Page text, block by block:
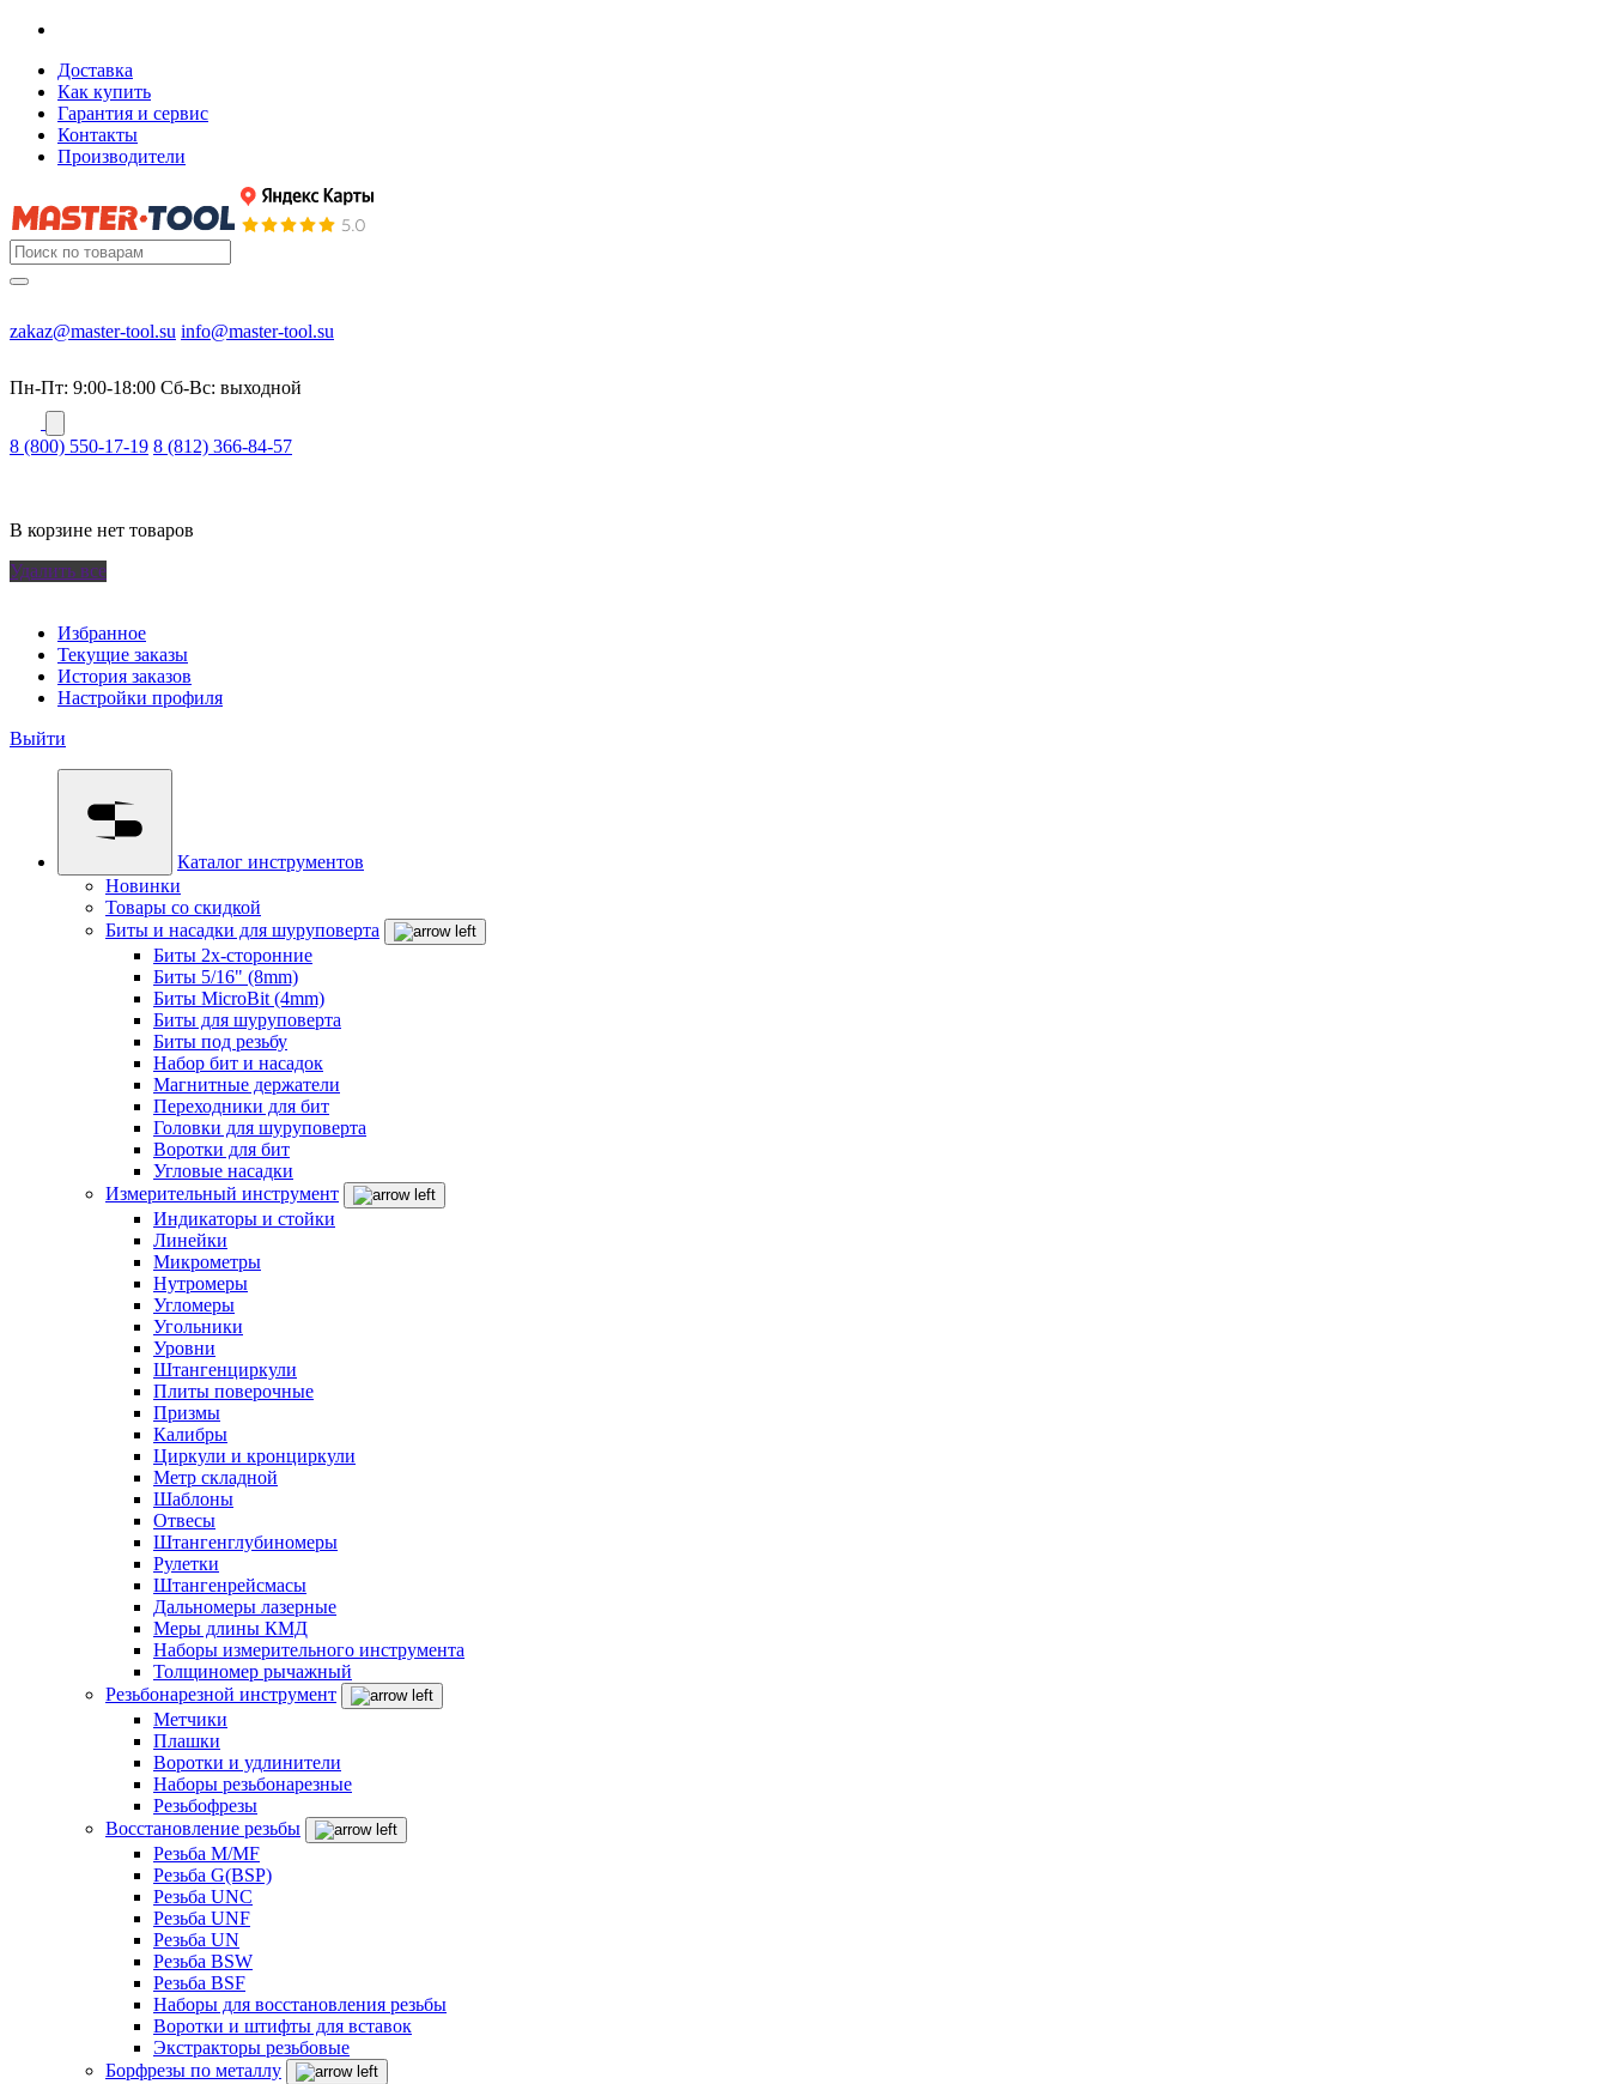
Доставка
Как купить
Гарантия и сервис
Контакты
Производители
zakaz@master-tool.su info@master-tool.su
Пн-Пт: 9:00-18:00 Cб-Вс: выходной
8 (800) 550-17-19 8 (812) 366-84-57
В корзине нет товаров
Удалить все
Избранное
Текущие заказы
История заказов
Настройки профиля
Выйти
Каталог инструментов
Новинки
Товары со скидкой
Биты и насадки для шуруповерта
Биты 2х-сторонние
Биты 5/16" (8mm)
Биты MicroBit (4mm)
Биты для шуруповерта
Биты под резьбу
Набор бит и насадок
Магнитные держатели
Переходники для бит
Головки для шуруповерта
Воротки для бит
Угловые насадки
Измерительный инструмент
Индикаторы и стойки
Линейки
Микрометры
Нутромеры
Угломеры
Угольники
Уровни
Штангенциркули
Плиты поверочные
Призмы
Калибры
Циркули и кронциркули
Метр складной
Шаблоны
Отвесы
Штангенглубиномеры
Рулетки
Штангенрейсмасы
Дальномеры лазерные
Меры длины КМД
Наборы измерительного инструмента
Толщиномер рычажный
Резьбонарезной инструмент
Метчики
Плашки
Воротки и удлинители
Наборы резьбонарезные
Резьбофрезы
Восстановление резьбы
Резьба M/MF
Резьба G(BSP)
Резьба UNC
Резьба UNF
Резьба UN
Резьба BSW
Резьба BSF
Наборы для восстановления резьбы
Воротки и штифты для вставок
Экстракторы резьбовые
Борфрезы по металлу